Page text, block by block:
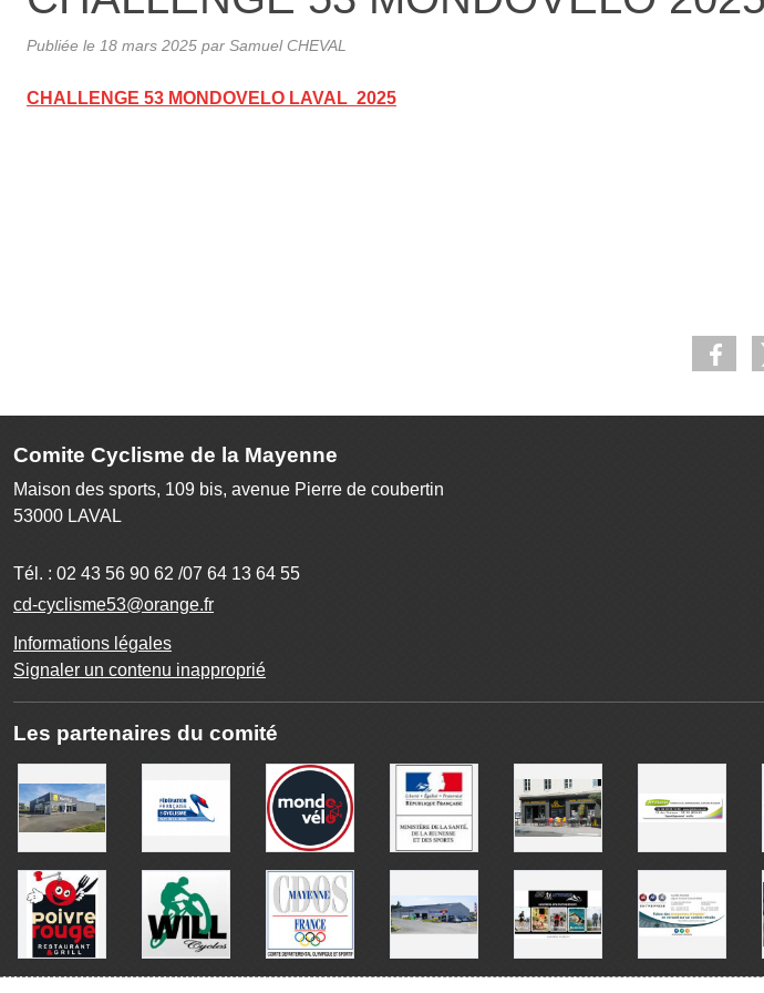
Publiée le 18 mars 2025 par Samuel CHEVAL
CHALLENGE 53 MONDOVELO LAVAL 2025
Comite Cyclisme de la Mayenne
Maison des sports, 109 bis, avenue Pierre de coubertin
53000 LAVAL
Tél. : 02 43 56 90 62 /07 64 13 64 55
cd-cyclisme53@orange.fr
Informations légales
Signaler un contenu inapproprié
Les partenaires du comité